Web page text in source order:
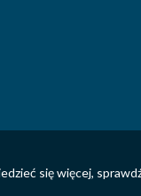
się więcej,